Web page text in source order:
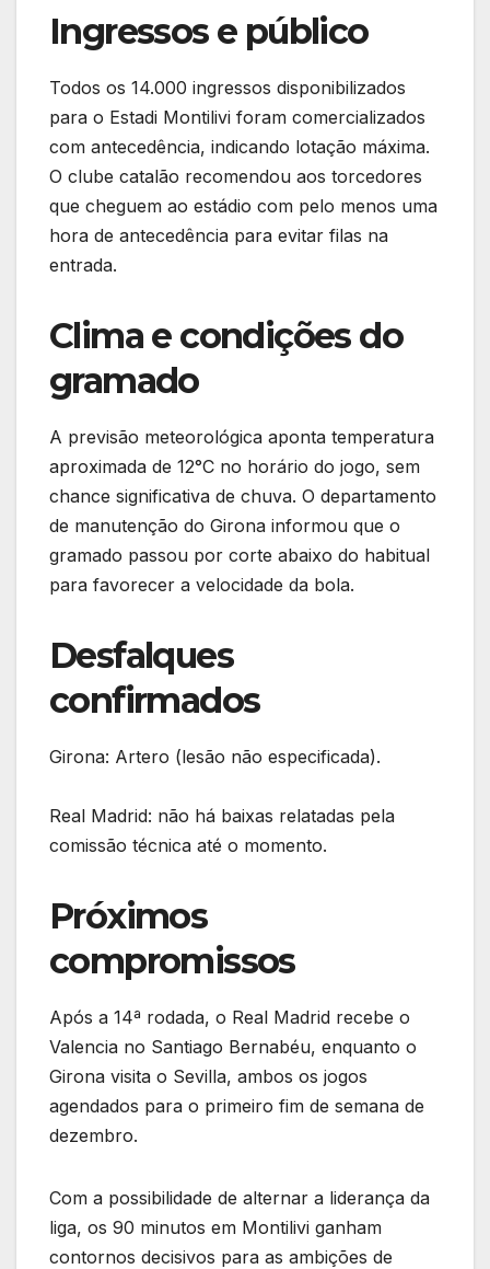
Ingressos e público
Todos os 14.000 ingressos disponibilizados
para o Estadi Montilivi foram comercializados
com antecedência, indicando lotação máxima.
O clube catalão recomendou aos torcedores
que cheguem ao estádio com pelo menos uma
hora de antecedência para evitar filas na
entrada.
Clima e condições do
gramado
A previsão meteorológica aponta temperatura
aproximada de 12°C no horário do jogo, sem
chance significativa de chuva. O departamento
de manutenção do Girona informou que o
gramado passou por corte abaixo do habitual
para favorecer a velocidade da bola.
Desfalques
confirmados
Girona: Artero (lesão não especificada).
Real Madrid: não há baixas relatadas pela
comissão técnica até o momento.
Próximos
compromissos
Após a 14ª rodada, o Real Madrid recebe o
Valencia no Santiago Bernabéu, enquanto o
Girona visita o Sevilla, ambos os jogos
agendados para o primeiro fim de semana de
dezembro.
Com a possibilidade de alternar a liderança da
liga, os 90 minutos em Montilivi ganham
contornos decisivos para as ambições de